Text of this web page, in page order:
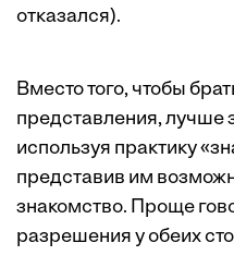
отказался).
Вместо того, чтобы
представления, лучше
используя практику
представив им
знакомство. Проще
разрешения у обеих